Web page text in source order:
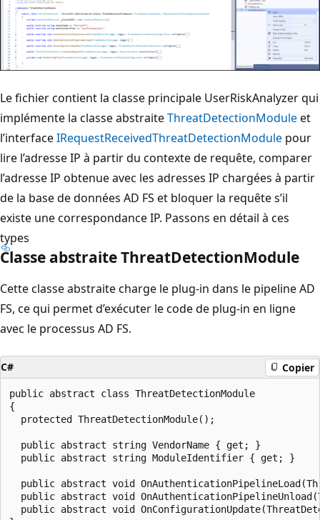
Le fichier contient la classe principale UserRiskAnalyzer qui
implémente la classe abstraiteThreatDetectionModuleet
l’interfaceIRequestReceivedThreatDetectionModule pour
lire l’adresse IP à partir du contexte de requête, comparer
l’adresse IP obtenue avec les adresses IP chargées à partir
de la base de données AD FS et bloquer la requête s’il
existe une correspondance IP. Passons en détail à ces
types
Classe abstraite ThreatDetectionModule
Cette classe abstraite charge le plug-in dans le pipeline AD
FS, ce qui permet d’exécuter le code de plug-in en ligne
avec le processus AD FS.
C# Copier
public abstract class ThreatDetectionModule
{
  protected ThreatDetectionModule();
  public abstract string VendorName { get; }
  public abstract string ModuleIdentifier { get; }
public abstract void
public abstract void
public abstract void